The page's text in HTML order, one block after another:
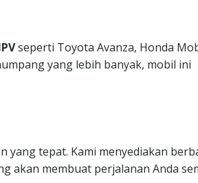
seperti Toyota Avanza, Honda
yang lebih banyak, mobil ini
yang tepat. Kami menyediakan
akan membuat perjalanan Anda